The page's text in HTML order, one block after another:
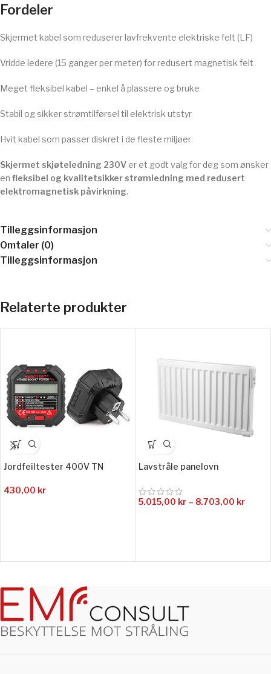
Fordeler
Skjermet kabel som reduserer lavfrekvente elektriske felt (LF)
Vridde ledere (15 ganger per meter) for redusert magnetisk felt
Meget fleksibel kabel – enkel å plassere og bruke
Stabil og sikker strømtilførsel til elektrisk utstyr
Hvit kabel som passer diskret i de fleste miljøer
Skjermet skjøteledning 230V er et godt valg for deg som ønsker
en fleksibel og kvalitetsikker strømledning med redusert
elektromagnetisk påvirkning.
Tilleggsinformasjon
Omtaler (0)
Tilleggsinformasjon
Relaterte produkter
Jordfeiltester 400V TN
430,00 kr
Lavstråle panelovn
5.015,00 kr – 8.703,00 kr